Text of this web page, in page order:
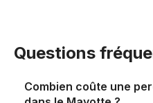
Questions
Combien coûte une